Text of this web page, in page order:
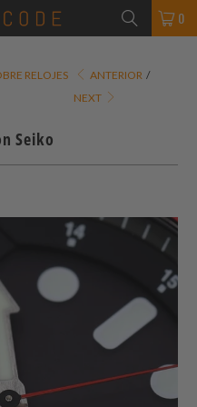
0
RELOJES
ANTERIOR /
NEXT
Seiko